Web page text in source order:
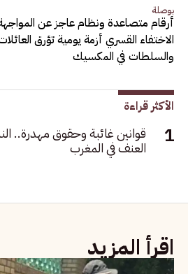
بوصلة
أرقام متصاعدة ونظام عاجز عن
الاختفاء القسري أزمة يومية تؤرق
والسلطات في المكسيك
الأكثر قراءة
قوانين غائبة وحقوق مهدرة..
العنف في المغرب
اقرأ المزيد